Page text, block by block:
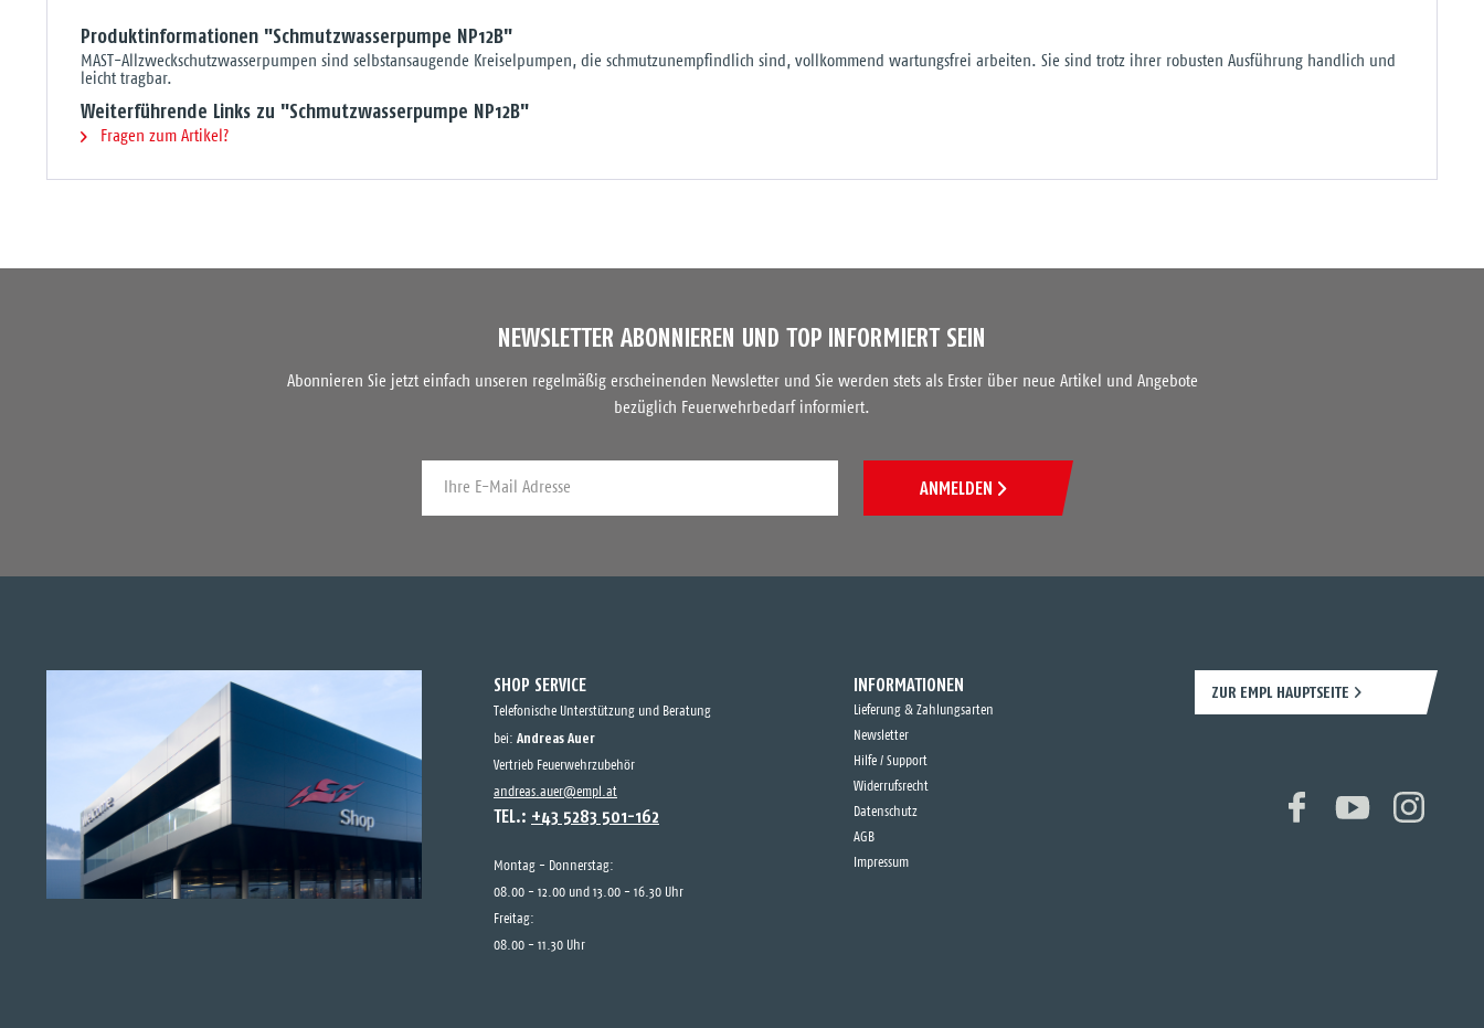
Produktinformationen "Schmutzwasserpumpe NP12B"
MAST-Allzweckschutzwasserpumpen sind selbstansaugende Kreiselpumpen, die schmutzunempfindlich sind, vollkommend wartungsfrei arbeiten. Sie sind trotz ihrer robusten Ausführung handlich und
leicht tragbar.
Weiterführende Links zu "Schmutzwasserpumpe NP12B"
Fragen zum Artikel?
NEWSLETTER ABONNIEREN UND TOP INFORMIERT SEIN
Abonnieren Sie jetzt einfach unseren regelmäßig erscheinenden Newsletter und Sie werden stets als Erster über neue Artikel und Angebote
bezüglich Feuerwehrbedarf informiert.
ANMELDEN
SHOP SERVICE
Telefonische Unterstützung und Beratung
bei: Andreas Auer
Vertrieb Feuerwehrzubehör
andreas.auer@empl.at
TEL.: +43 5283 501-162
Montag - Donnerstag:
08.00 - 12.00 und 13.00 - 16.30 Uhr
Freitag:
08.00 - 11.30 Uhr
INFORMATIONEN
Lieferung & Zahlungsarten
Newsletter
Hilfe / Support
Widerrufsrecht
Datenschutz
AGB
Impressum
ZUR EMPL HAUPTSEITE